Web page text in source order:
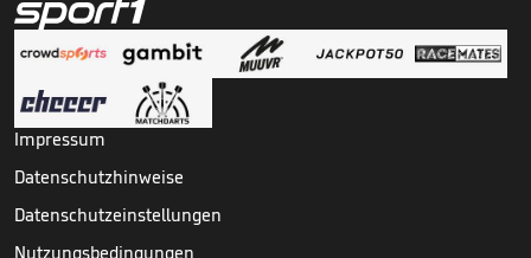
Impressum
Datenschutzhinweise
Datenschutzeinstellungen
Nutzungsbedingungen